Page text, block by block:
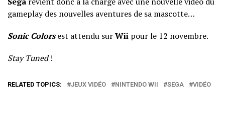
gameplay des nouvelles aventures de sa mascotte…
Sonic Colorsest attendu surWii pour le 12 novembre.
Stay Tuned!
RELATED TOPICS: JEUX VIDÉO NINTENDO WII SEGA VIDÉO